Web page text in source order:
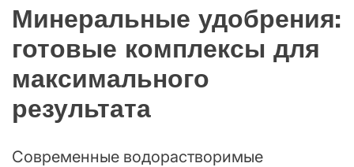
Минеральные удобрения:
готовые комплексы для
максимального
результата
Современные водорастворимые